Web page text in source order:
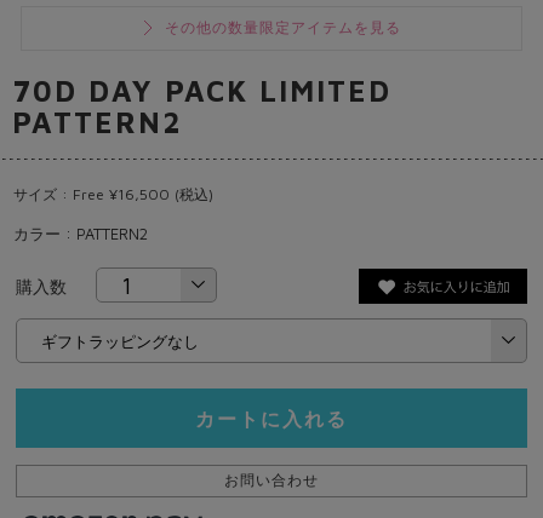
その他の数量限定アイテムを見る
70D DAY PACK LIMITED
PATTERN2
サイズ : Free ¥16,500 (税込)
カラー : PATTERN2
購入数
カートに入れる
お問い合わせ